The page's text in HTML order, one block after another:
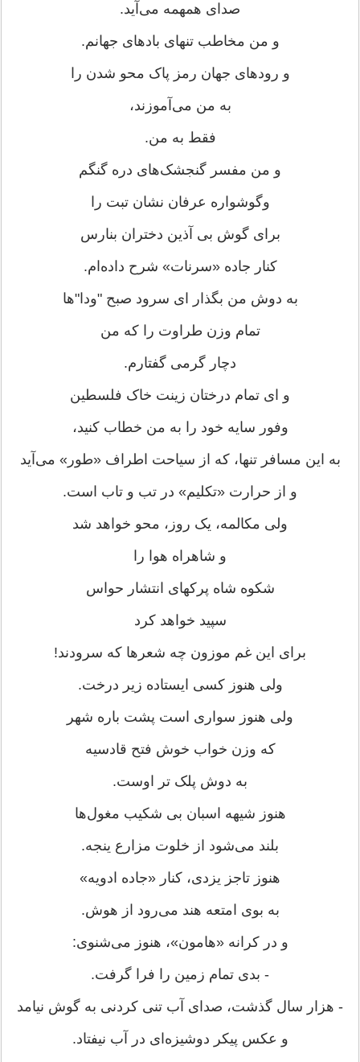
صدای همهمه می‌آید.
و من مخاطب تنهای بادهای جهانم.
و رودهای جهان رمز پاک محو شدن را
به من می‌آموزند،
فقط به من.
و من مفسر گنجشک‌های دره گنگم
وگوشواره عرفان نشان تبت را
برای گوش بی آذین دختران بنارس
کنار جاده «سرنات» شرح داده‌ام.
به دوش من بگذار ای سرود صبح "ودا"‌ها
تمام وزن طراوت را که من
دچار گرمی گفتارم.
و ای تمام درختان زینت خاک فلسطین
وفور سایه خود را به من خطاب کنید،
به این مسافر تنها، که از سیاحت اطراف «طور» می‌آید
و از حرارت «تکلیم» در تب و تاب است.
ولی مکالمه، یک روز، محو خواهد شد
و شاهراه هوا را
شکوه شاه پرکهای انتشار حواس
سپید خواهد کرد
برای این غم موزون چه شعرها که سرودند!
ولی هنوز کسی ایستاده زیر درخت.
ولی هنوز سواری است پشت باره شهر
که وزن خواب خوش فتح قادسیه
به دوش پلک تر اوست.
هنوز شیهه اسبان بی شکیب مغول‌ها
بلند می‌شود از خلوت مزارع ینجه.
هنوز تاجز یزدی، کنار «جاده ادویه»
به بوی امتعه هند می‌رود از هوش.
و در کرانه «هامون»، هنوز می‌شنوی:
- بدی تمام زمین را فرا گرفت.
- هزار سال گذشت، صدای آب تنی کردنی به گوش نیامد
و عکس پیکر دوشیزه‌ای در آب نیفتاد.